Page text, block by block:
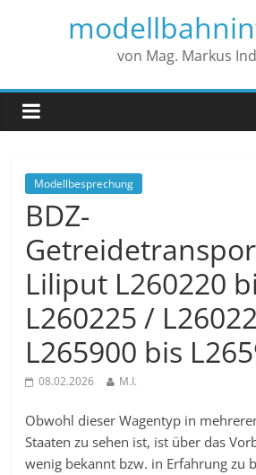
von Mag. Markus
Modellbesprechung
BDZ-
Liliput L260220
L260225 /
L265900 bis
08.02.2026 M.I.
Obwohl dieser Wagentyp in
Staaten zu sehen ist, ist über das
wenig bekannt bzw. in Erfahrung zu